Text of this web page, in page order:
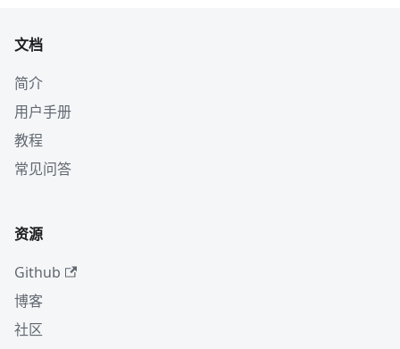
文档
简介
用户手册
教程
常见问答
资源
Github
博客
社区